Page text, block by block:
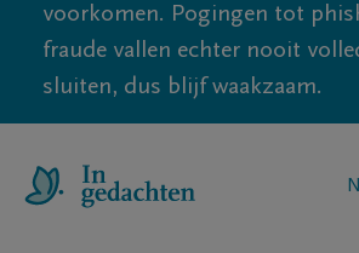
voorkomen. Pogingen tot
fraude vallen echter nooit
sluiten, dus blijf waakzaam.